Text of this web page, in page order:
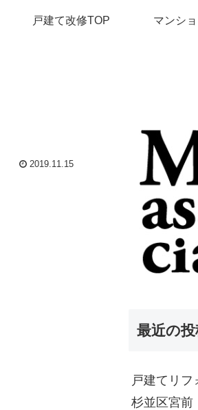
戸建て改修TOP マンシ
2019.11.15
最近の投
戸建てリ
杉並区宮前